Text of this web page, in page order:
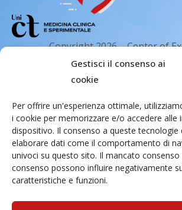
Gestisci il consenso ai
cookie
Per offrire un'esperienza ottimale,
i cookie per memorizzare e/o accedere alle
dispositivo. Il consenso a queste tecnologie
elaborare dati come il comportamento di
univoci su questo sito. Il mancato consenso
consenso possono influire negativamente
caratteristiche e funzioni.
Copyright 2026 – Center of
for the acceleration of Harm
Tutti i diritti riservati.
Indirizzo email
Via Santa Sofia 89, 95123 Catania
cr.coehar@unict.it